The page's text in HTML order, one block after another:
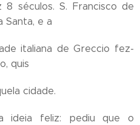
séculos. S. Francisco de
Santa, e a
italiana de Greccio fez-
quis
cidade.
ideia feliz: pediu que o